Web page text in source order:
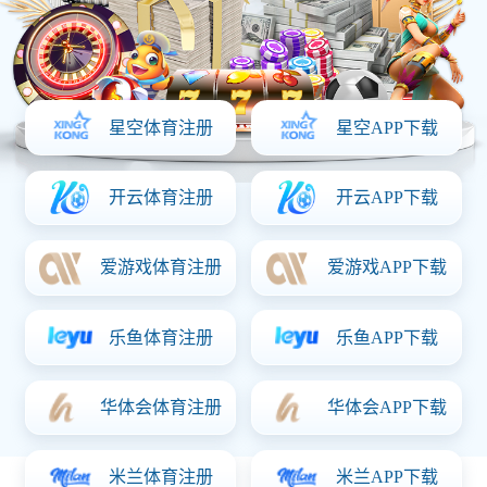
化妆品加工系列
自主品牌
化妆品OEM优势
原料工厂
关于完美体育
新闻资讯
联系完美体育
15875161558
关注完美体育：